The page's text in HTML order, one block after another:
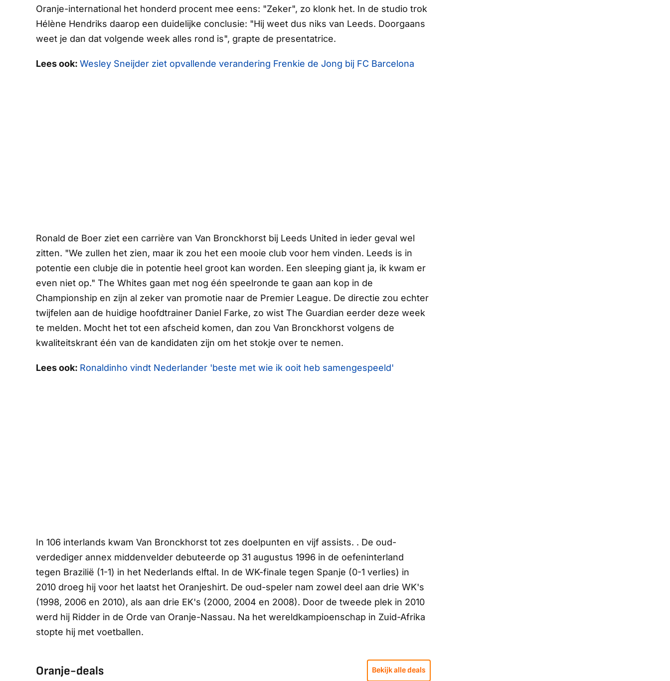
Oranje-international het honderd procent mee eens: "Zeker", zo klonk het. In de studio trok
Hélène Hendriks daarop een duidelijke conclusie: "Hij weet dus niks van Leeds. Doorgaans
weet je dan dat volgende week alles rond is", grapte de presentatrice.
Lees ook: Wesley Sneijder ziet opvallende verandering Frenkie de Jong bij FC Barcelona
Ronald de Boer ziet een carrière van Van Bronckhorst bij Leeds United in ieder geval wel
zitten. "We zullen het zien, maar ik zou het een mooie club voor hem vinden. Leeds is in
potentie een clubje die in potentie heel groot kan worden. Een sleeping giant ja, ik kwam er
even niet op." The Whites gaan met nog één speelronde te gaan aan kop in de
Championship en zijn al zeker van promotie naar de Premier League. De directie zou echter
twijfelen aan de huidige hoofdtrainer Daniel Farke, zo wist The Guardian eerder deze week
te melden. Mocht het tot een afscheid komen, dan zou Van Bronckhorst volgens de
kwaliteitskrant één van de kandidaten zijn om het stokje over te nemen.
Lees ook: Ronaldinho vindt Nederlander 'beste met wie ik ooit heb samengespeeld'
In 106 interlands kwam Van Bronckhorst tot zes doelpunten en vijf assists. . De oud-
verdediger annex middenvelder debuteerde op 31 augustus 1996 in de oefeninterland
tegen Brazilië (1-1) in het Nederlands elftal. In de WK-finale tegen Spanje (0-1 verlies) in
2010 droeg hij voor het laatst het Oranjeshirt. De oud-speler nam zowel deel aan drie WK's
(1998, 2006 en 2010), als aan drie EK's (2000, 2004 en 2008). Door de tweede plek in 2010
werd hij Ridder in de Orde van Oranje-Nassau. Na het wereldkampioenschap in Zuid-Afrika
stopte hij met voetballen.
Oranje-deals Bekijk alle deals